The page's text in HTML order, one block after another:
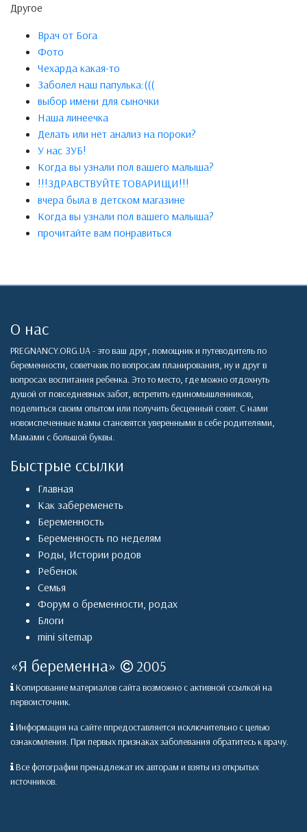
Другое
Врач от Бога
Фото
Чехарда какая-то
Заболел наш папулька:(((
выбор имени для сыночки
Наша линеечка
Делать или нет анализ на пороки?
У нас ЗУБ!
Когда вы узнали пол вашего малыша?
!!!ЗДРАВСТВУЙТЕ ТОВАРИЩИ!!!
вчера была в детском магазине
Когда вы узнали пол вашего малыша?
прочитайте вам понравиться
О нас
PREGNANCY.ORG.UA - это ваш друг, помощник и путеводитель по
беременности, советчкик по вопросам планирования, ну и друг в
вопросах воспитания ребенка. Это то место, где можно отдохнуть
душой от повседневных забот, встретить единомышленников,
поделиться своим опытом или получить бесценный совет. С нами
новоиспеченные мамы становятся уверенными в себе родителями,
Мамами с большой буквы.
Быстрые ссылки
Главная
Как забеременеть
Беременность
Беременность по неделям
Роды, Истории родов
Ребенок
Семья
Форум о бременности, родах
Блоги
mini sitemap
«Я беременна» 2005
Копирование материалов сайта возможно с активной ссылкой на
первоисточник.
Информация на сайте ппредоставляется исключительно с целью
ознакомления. При первых признаках заболевания обратитесь к врачу.
Все фотографии пренадлежат их авторам и взяты из открытых
источников.